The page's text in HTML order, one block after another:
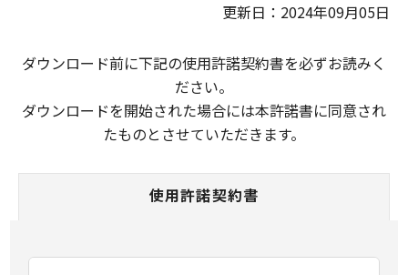
更新日：2024年09月05日
ダウンロード前に下記の使用許諾契約書を必ずお読みく
ださい。
ダウンロードを開始された場合には本許諾書に同意され
たものとさせていただきます。
使用許諾契約書